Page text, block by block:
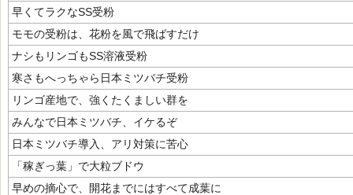
早くてラクなSS受粉
モモの受粉は、花粉を風で飛ばすだけ
ナシもリンゴもSS溶液受粉
寒さもへっちゃら日本ミツバチ受粉
リンゴ産地で、強くたくましい群を
みんなで日本ミツバチ、イケるぞ
日本ミツバチ導入、アリ対策に苦心
「稼ぎっ葉」で大粒ブドウ
早めの摘心で、開花までにはすべて成葉に